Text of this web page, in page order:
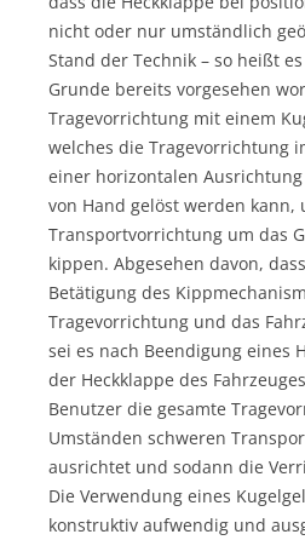
nicht oder nur umständlich
Stand der Technik – so heißt
Grunde bereits vorgesehen
Tragevorrichtung mit einem
welches die Tragevorrichtung
einer horizontalen
von Hand gelöst werden kann,
Transportvorrichtung um das
kippen. Abgesehen davon,
Betätigung des
Tragevorrichtung und das
sei es nach Beendigung eines
der Heckklappe des
Benutzer die gesamte
Umständen schweren
ausrichtet und sodann die
Die Verwendung eines
konstruktiv aufwendig und